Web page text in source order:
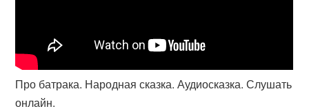
Про батрака. Народная сказка. Аудиосказка. Слушать
онлайн.